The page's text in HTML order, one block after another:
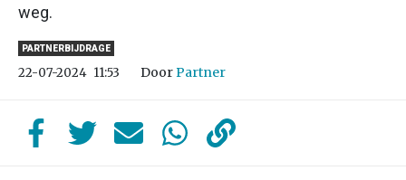
weg.
PARTNERBIJDRAGE
22-07-2024 11:53 DoorPartner